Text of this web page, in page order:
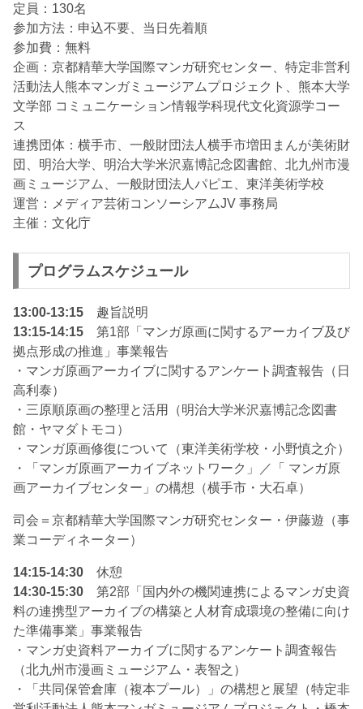
定員：130名
参加方法：申込不要、当日先着順
参加費：無料
企画：京都精華大学国際マンガ研究センター、特定非営利
活動法人熊本マンガミュージアムプロジェクト、熊本大学
文学部 コミュニケーション情報学科現代文化資源学コー
ス
連携団体：横手市、一般財団法人横手市増田まんが美術財
団、明治大学、明治大学米沢嘉博記念図書館、北九州市漫
画ミュージアム、一般財団法人パピエ、東洋美術学校
運営：メディア芸術コンソーシアムJV 事務局
主催：文化庁
プログラムスケジュール
13:00-13:15 趣旨説明
13:15-14:15 第1部「マンガ原画に関するアーカイブ及び
拠点形成の推進」事業報告
・マンガ原画アーカイブに関するアンケート調査報告（日
高利泰）
・三原順原画の整理と活用（明治大学米沢嘉博記念図書
館・ヤマダトモコ）
・マンガ原画修復について（東洋美術学校・小野慎之介）
・「マンガ原画アーカイブネットワーク」／「 マンガ原
画アーカイブセンター」の構想（横手市・大石卓）
司会＝京都精華大学国際マンガ研究センター・伊藤遊（事
業コーディネーター）
14:15-14:30 休憩
14:30-15:30 第2部「国内外の機関連携によるマンガ史資
料の連携型アーカイブの構築と人材育成環境の整備に向け
た準備事業」事業報告
・マンガ史資料アーカイブに関するアンケート調査報告
（北九州市漫画ミュージアム・表智之）
・「共同保管倉庫（複本プール）」の構想と展望（特定非